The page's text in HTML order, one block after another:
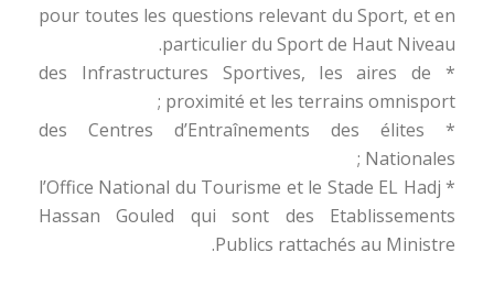
pour toutes les questions relevant du Sport, et en
particulier du Sport de Haut Niveau.
* des Infrastructures Sportives, les aires de
proximité et les terrains omnisport ;
* des Centres d’Entraînements des élites
Nationales ;
* l’Office National du Tourisme et le Stade EL Hadj
Hassan Gouled qui sont des Etablissements
Publics rattachés au Ministre.